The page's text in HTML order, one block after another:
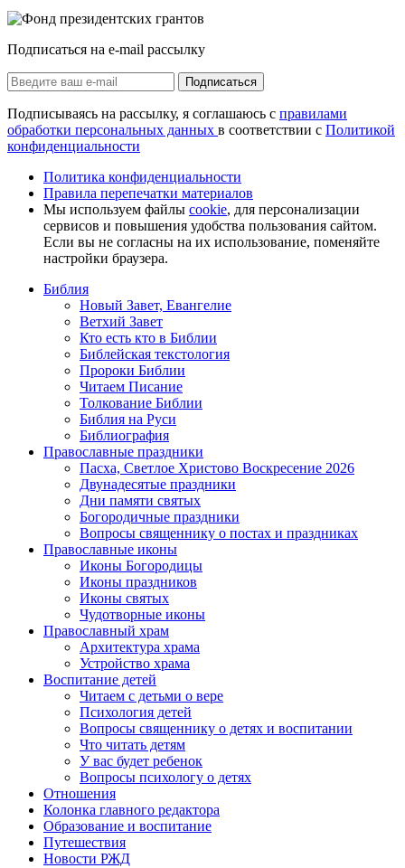
Подписаться на e-mail рассылку
Подписаться
Подписываясь на рассылку, я соглашаюсь с правилами
обработки персональных данных в соответствии с Политикой
конфиденциальности
Политика конфиденциальности
Правила перепечатки материалов
Мы используем файлы cookie, для персонализации
сервисов и повышения удобства пользования сайтом.
Если вы не согласны на их использование, поменяйте
настройки браузера.
Библия
Новый Завет, Евангелие
Ветхий Завет
Кто есть кто в Библии
Библейская текстология
Пророки Библии
Читаем Писание
Толкование Библии
Библия на Руси
Библиография
Православные праздники
Пасха, Светлое Христово Воскресение 2026
Двунадесятые праздники
Дни памяти святых
Богородичные праздники
Вопросы священнику о постах и праздниках
Православные иконы
Иконы Богородицы
Иконы праздников
Иконы святых
Чудотворные иконы
Православный храм
Архитектура храма
Устройство храма
Воспитание детей
Читаем с детьми о вере
Психология детей
Вопросы священнику о детях и воспитании
Что читать детям
У вас будет ребенок
Вопросы психологу о детях
Отношения
Колонка главного редактора
Образование и воспитание
Путешествия
Новости РЖД